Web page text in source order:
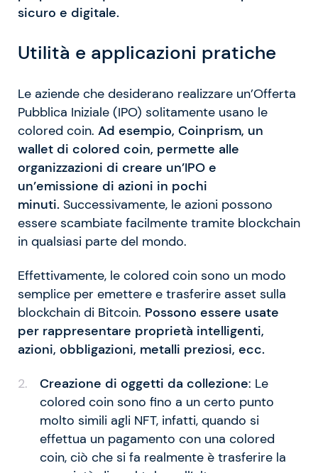
sicuro e digitale.
Utilità e applicazioni pratiche
Le aziende che desiderano realizzare un’Offerta
Pubblica Iniziale (IPO) solitamente usano le
colored coin. Ad esempio, Coinprism, un
wallet di colored coin, permette alle
organizzazioni di creare un’IPO e
un’emissione di azioni in pochi
minuti. Successivamente, le azioni possono
essere scambiate facilmente tramite blockchain
in qualsiasi parte del mondo.
Effettivamente, le colored coin sono un modo
semplice per emettere e trasferire asset sulla
blockchain di Bitcoin. Possono essere usate
per rappresentare proprietà intelligenti,
azioni, obbligazioni, metalli preziosi, ecc.
Creazione di oggetti da collezione: Le
colored coin sono fino a un certo punto
molto simili agli NFT, infatti, quando si
effettua un pagamento con una colored
coin, ciò che si fa realmente è trasferire la